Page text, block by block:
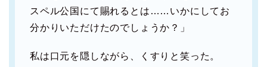
スペル公国にて賜れるとは……いかにしてお
分かりいただけたのでしょうか？」
私は口元を隠しながら、くすりと笑った。